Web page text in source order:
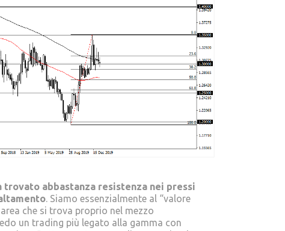
trovato abbastanza resistenza nei pressi
. Siamo essenzialmente al “valore
che si trova proprio nel mezzo
un trading più legato alla gamma con